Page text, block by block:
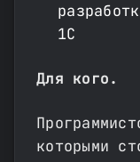
1С
Для кого.
которыми